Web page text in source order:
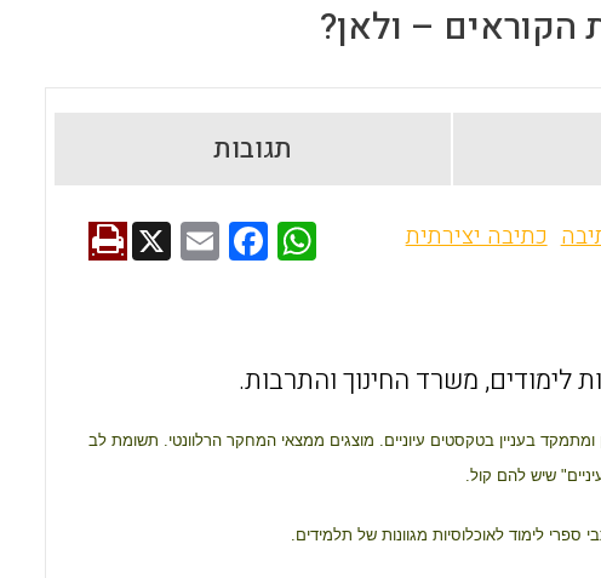
הקוראים – ולאן?
תגובות
W
h
A
p
F
a
o
E
m
X כתיבה יצירתית
בעניין בטקסטים עיוניים. מוצגים ממצאי המחקר הרלוונטי. תשומת לב
שיש להם קול.
ספרי לימוד לאוכלוסיות מגוונות של תלמידים.